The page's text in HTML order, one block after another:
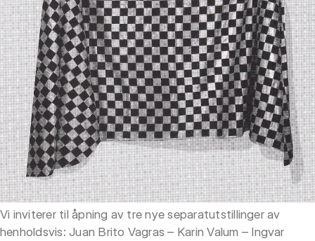
Vi inviterer til åpning av tre nye separatutstillinger av
henholdsvis: Juan Brito Vagras – Karin Valum – Ingvar